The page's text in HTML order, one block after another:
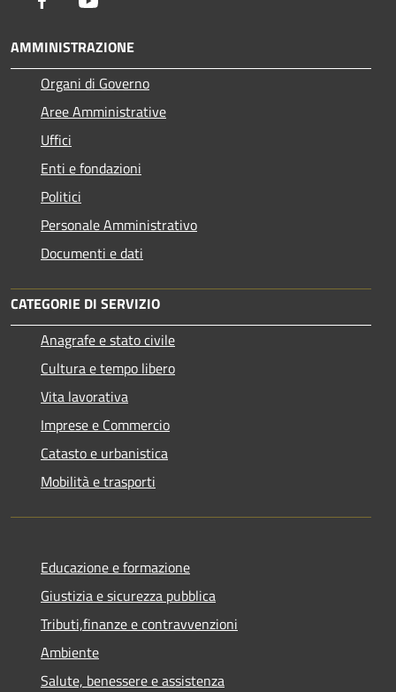
AMMINISTRAZIONE
Organi di Governo
Aree Amministrative
Uffici
Enti e fondazioni
Politici
Personale Amministrativo
Documenti e dati
CATEGORIE DI SERVIZIO
Anagrafe e stato civile
Cultura e tempo libero
Vita lavorativa
Imprese e Commercio
Catasto e urbanistica
Mobilità e trasporti
Educazione e formazione
Giustizia e sicurezza pubblica
Tributi,finanze e contravvenzioni
Ambiente
Salute, benessere e assistenza